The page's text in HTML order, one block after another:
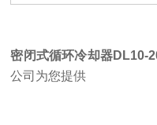
密闭式循环冷却器DL10-
公司为您提供